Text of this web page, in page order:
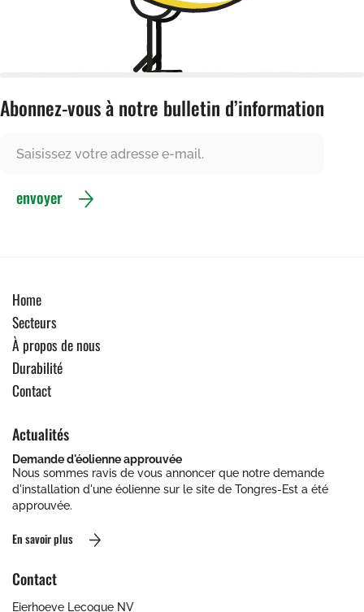
Abonnez-vous à notre bulletin d’information
envoyer
Home
Secteurs
À propos de nous
Durabilité
Contact
Actualités
Demande d'éolienne approuvée
Nous sommes ravis de vous annoncer que notre demande
d'installation d'une éolienne sur le site de Tongres-Est a été
approuvée.
En savoir plus
Contact
Eierhoeve Lecoque NV